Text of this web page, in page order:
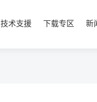
技术支援 下载专区 新